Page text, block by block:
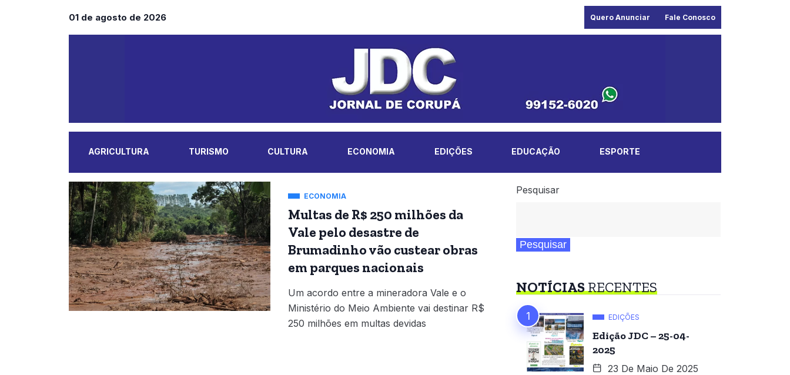
01 de agosto de 2026 Quero Anunciar Fale Conosco
AGRICULTURA TURISMO CULTURA ECONOMIA EDIÇÕES EDUCAÇÃO ESPORTE
MAIS ECONOMIA
Multas de R$ 250 milhões da
Vale pelo desastre de
Brumadinho vão custear obras
em parques nacionais
Um acordo entre a mineradora Vale e o
Ministério do Meio Ambiente vai destinar R$
250 milhões em multas devidas
Pesquisar
Pesquisar
NOTÍCIASRECENTES
EDIÇÕES
Edição JDC – 25-04-
2025
23 De Maio De 2025